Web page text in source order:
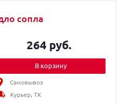
сопла
264 руб.
В корзину
Самовывоз
Курьер, ТК